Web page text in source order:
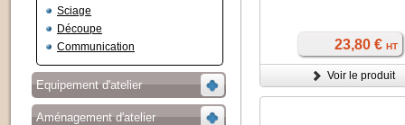
Sciage
Découpe
Communication
Equipement d'atelier
Aménagement d'atelier
23,80 € HT
Voir le produit